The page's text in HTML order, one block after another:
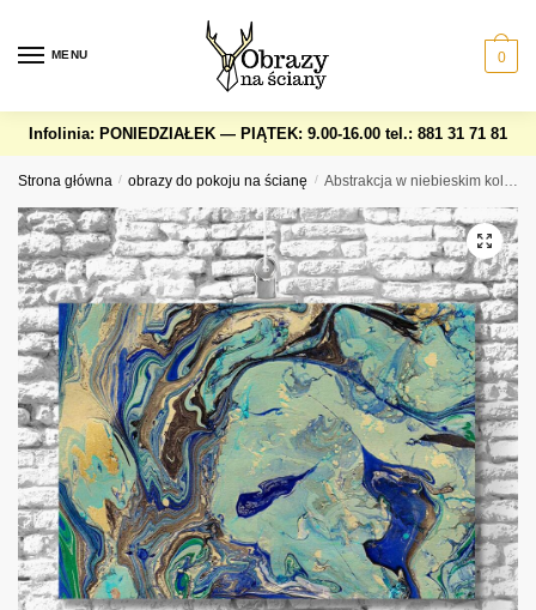
navigation
content
MENU 0
Infolinia: PONIEDZIAŁEK — PIĄTEK: 9.00-16.00 tel.: 881 31 71 81
Strona główna / obrazy do pokoju na ścianę / Abstrakcja w niebieskim kolorze na obrazie